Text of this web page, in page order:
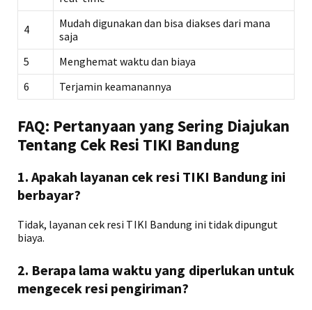
4
Mudah digunakan dan bisa diakses dari mana
saja
5
Menghemat waktu dan biaya
6
Terjamin keamanannya
FAQ: Pertanyaan yang Sering Diajukan
Tentang Cek Resi TIKI Bandung
1. Apakah layanan cek resi TIKI Bandung ini
berbayar?
Tidak, layanan cek resi TIKI Bandung ini tidak dipungut
biaya.
2. Berapa lama waktu yang diperlukan untuk
mengecek resi pengiriman?